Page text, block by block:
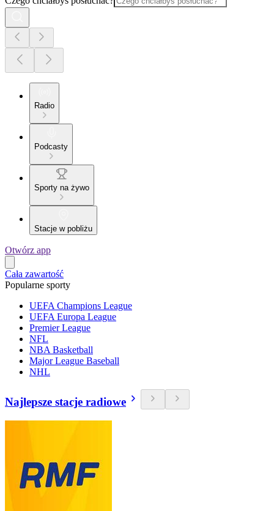
Radio
Podcasty
Sporty na żywo
Stacje w pobliżu
Otwórz app
Cała zawartość
Popularne sporty
UEFA Champions League
UEFA Europa League
Premier League
NFL
NBA Basketball
Major League Baseball
NHL
Najlepsze stacje radiowe